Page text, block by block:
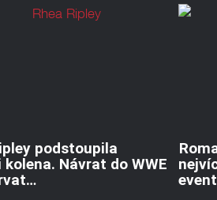
podstoupila
kolena. Návrat do WWE